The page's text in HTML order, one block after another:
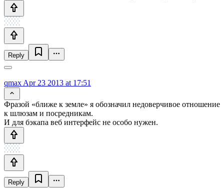
Reply
qmax Apr 23 2013 at 17:51
Фразой «ближе к земле» я обозначил недоверчивое отношение
к шлюзам и посредникам.
И для бэкапа веб интерфейс не особо нужен.
Reply